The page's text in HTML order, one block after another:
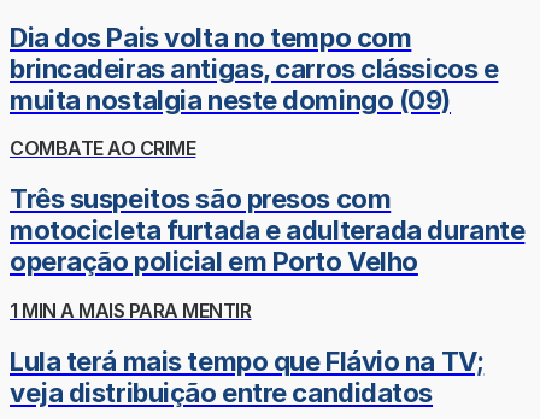
Dia dos Pais volta no tempo com
brincadeiras antigas, carros clássicos e
muita nostalgia neste domingo (09)
COMBATE AO CRIME
Três suspeitos são presos com
motocicleta furtada e adulterada durante
operação policial em Porto Velho
1 MIN A MAIS PARA MENTIR
Lula terá mais tempo que Flávio na TV;
veja distribuição entre candidatos